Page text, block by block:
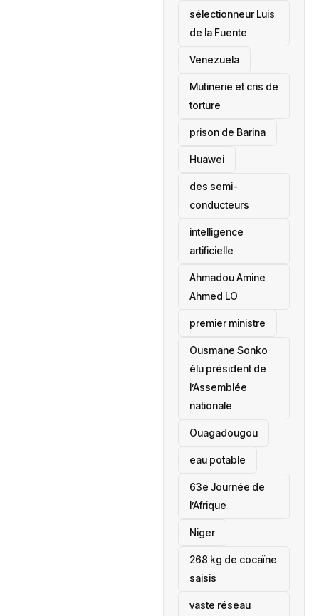
sélectionneur Luis
de la Fuente
‎Venezuela
Mutinerie et cris de
torture
prison de Barina
Huawei
des semi-
conducteurs
intelligence
artificielle
Ahmadou Amine
Ahmed LO
premier ministre
Ousmane Sonko
élu président de
l’Assemblée
nationale
‎Ouagadougou
eau potable
63e Journée de
l’Afrique
‎Niger
268 kg de cocaïne
saisis
vaste réseau